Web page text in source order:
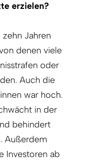
erzielen?
Jahren
denen viele
oder
Auch die
war hoch.
in der
behindert
Außerdem
Investoren ab